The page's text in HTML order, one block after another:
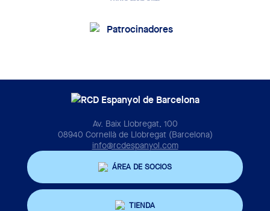
Av. Baix Llobregat, 100
08940 Cornellà de Llobregat (Barcelona)
info@rcdespanyol.com
ÁREA DE SOCIOS
TIENDA